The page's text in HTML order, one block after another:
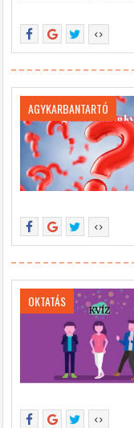
AGYKARBANTARTÓ
OKTATÁS